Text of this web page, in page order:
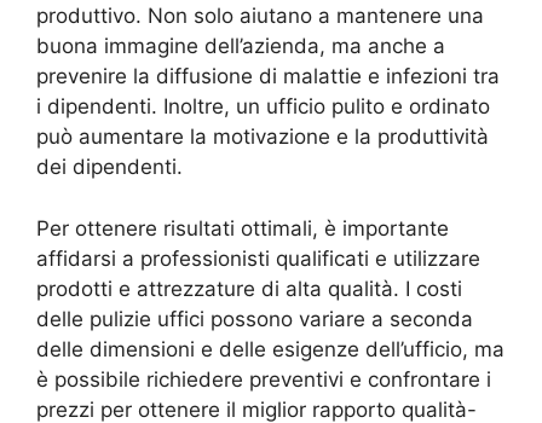
produttivo. Non solo aiutano a mantenere una
buona immagine dell’azienda, ma anche a
prevenire la diffusione di malattie e infezioni tra
i dipendenti. Inoltre, un ufficio pulito e ordinato
può aumentare la motivazione e la produttività
dei dipendenti.
Per ottenere risultati ottimali, è importante
affidarsi a professionisti qualificati e utilizzare
prodotti e attrezzature di alta qualità. I costi
delle pulizie uffici possono variare a seconda
delle dimensioni e delle esigenze dell’ufficio, ma
è possibile richiedere preventivi e confrontare i
prezzi per ottenere il miglior rapporto qualità-